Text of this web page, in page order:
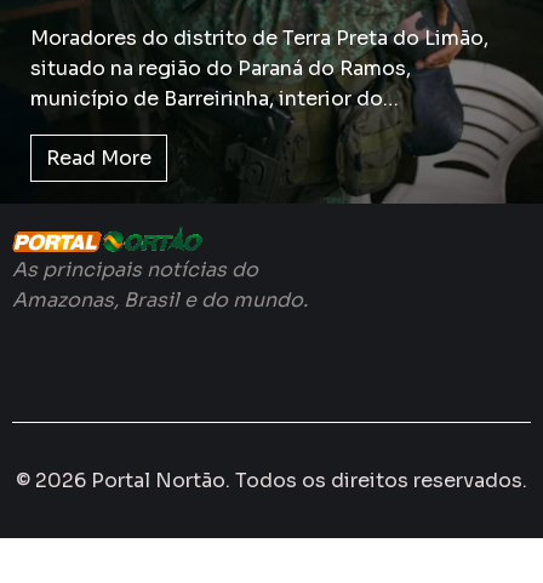
Moradores do distrito de Terra Preta do Limão,
situado na região do Paraná do Ramos,
município de Barreirinha, interior do…
Read More
As principais notícias do
Amazonas, Brasil e do mundo.
© 2026 Portal Nortão. Todos os direitos reservados.